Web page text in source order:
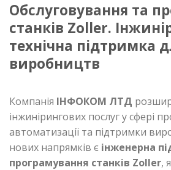
Обслуговування та
станків Zoller.
технічна підтримка
виробництв
Компанія ІНФОКОМ ЛТД
інжинірингових послуг у сфері
автоматизації та підтримки
нових напрямків є інженерна
програмування станків Zoller,